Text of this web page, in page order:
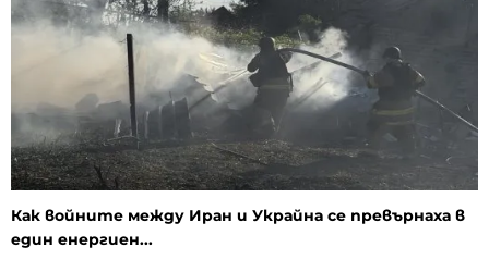
Как войните между Иран и Украйна се превърнаха в
един енергиен...